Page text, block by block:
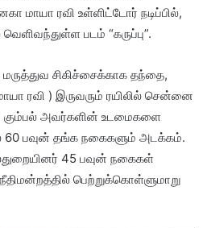
மாயா ரவி உள்ளிட்டோர் நடிப்பில்,
படம் “கருப்பு”.
மருத்துவ சிகிச்சைக்காக தந்தை,
ரவி ) இருவரும் ரயிலில் சென்னை
கும்பல் அவர்களின் உடமைகளை
60 பவுன் தங்க நகைகளும் அடக்கம்.
45 பவுன் நகைகள்
பெற்றுக்கொள்ளுமாறு